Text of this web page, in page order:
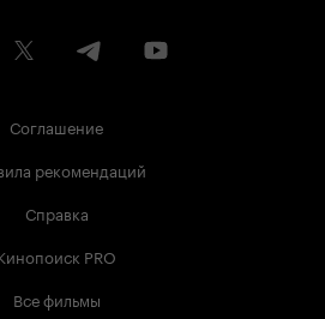
Соглашение
рекомендаций
Справка
PRO
Все фильмы